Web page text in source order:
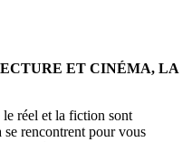
ET CINÉMA, LA
réel et la fiction sont
se rencontrent pour vous